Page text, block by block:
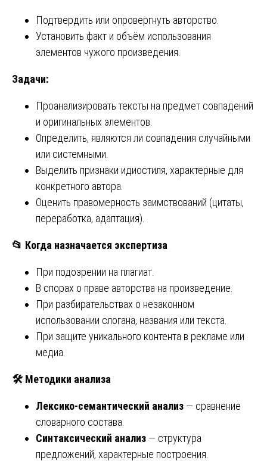
Подтвердить или опровергнуть авторство.
Установить факт и объём использования
элементов чужого произведения.
Задачи:
Проанализировать тексты на предмет совпадений
и оригинальных элементов.
Определить, являются ли совпадения случайными
или системными.
Выделить признаки идиостиля, характерные для
конкретного автора.
Оценить правомерность заимствований (цитаты,
переработка, адаптация).
📂 Когда назначается экспертиза
При подозрении на плагиат.
В спорах о праве авторства на произведение.
При разбирательствах о незаконном
использовании слогана, названия или текста.
При защите уникального контента в рекламе или
медиа.
🛠 Методики анализа
Лексико‑семантический анализ — сравнение
словарного состава.
Синтаксический анализ — структура
предложений, характерные построения.